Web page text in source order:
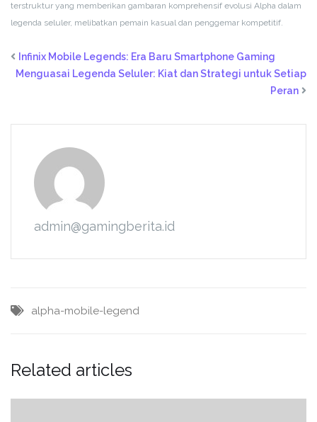
terstruktur yang memberikan gambaran komprehensif evolusi Alpha dalam
legenda seluler, melibatkan pemain kasual dan penggemar kompetitif.
Infinix Mobile Legends: Era Baru Smartphone Gaming
Menguasai Legenda Seluler: Kiat dan Strategi untuk Setiap
Peran
admin@gamingberita.id
alpha-mobile-legend
Related articles